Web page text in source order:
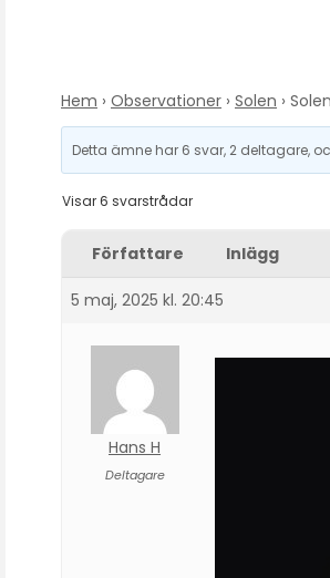
Hem › Observationer › Solen ›
Detta ämne har 6 svar, 2 deltagare,
Visar 6 svarstrådar
Författare Inlägg
5 maj, 2025 kl. 20:45
Hans H
Deltagare